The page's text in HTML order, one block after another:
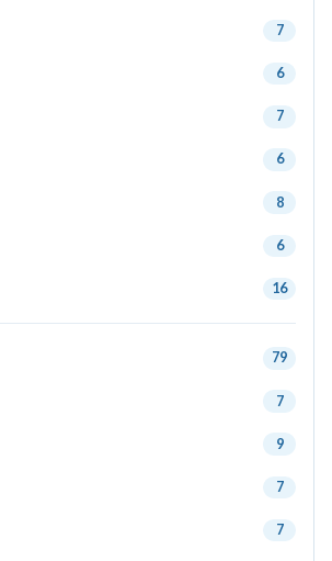
7
6
7
6
8
6
16
79
7
9
7
7